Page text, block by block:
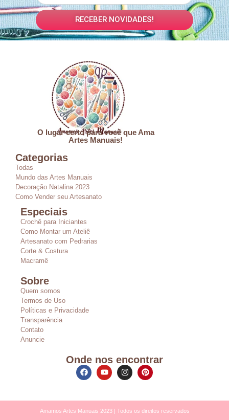
RECEBER NOVIDADES!
O lugar certo para você que Ama
Artes Manuais!
Categorias
Todas
Mundo das Artes Manuais
Decoração Natalina 2023
Como Vender seu Artesanato
Especiais
Crochê para Iniciantes
Como Montar um Ateliê
Artesanato com Pedrarias
Corte & Costura
Macramê
Sobre
Quem somos
Termos de Uso
Políticas e Privacidade
Transparência
Contato
Anuncie
Onde nos encontrar
Amamos Artes Manuais 2023 | Todos os direitos reservados